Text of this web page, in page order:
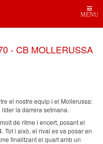
MENU
- CB MOLLERUSSA
el nostre equip i el Mollerussa:
la darrera setmana.
de ritme i encert, posant el
Tot i això, el rival es va posar en
finalitzant el quart amb un